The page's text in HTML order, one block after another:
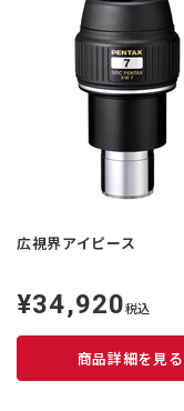
広視界アイピース
定
価
¥34,920税込
商品詳細を見る